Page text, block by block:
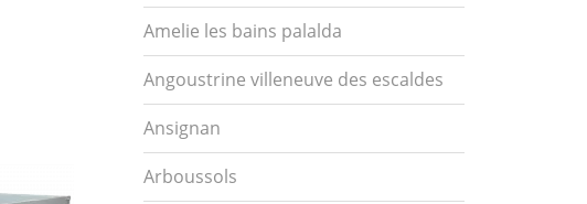
Amelie les bains palalda
Angoustrine villeneuve des escaldes
Ansignan
Arboussols